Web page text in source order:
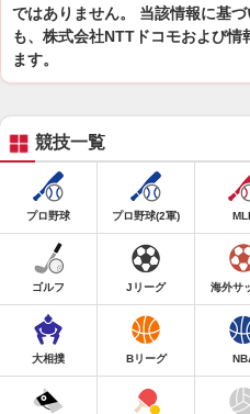
ではありません。 当該情報に基
も、株式会社NTTドコモおよび
ます。
競技一覧
プロ野球 プロ野球(2軍)
ゴルフ Jリーグ 海外サ
大相撲 Bリーグ